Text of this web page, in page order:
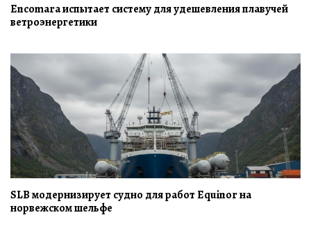
Encomara испытает систему для удешевления плавучей
ветроэнергетики
SLB модернизирует судно для работ Equinor на
норвежском шельфе